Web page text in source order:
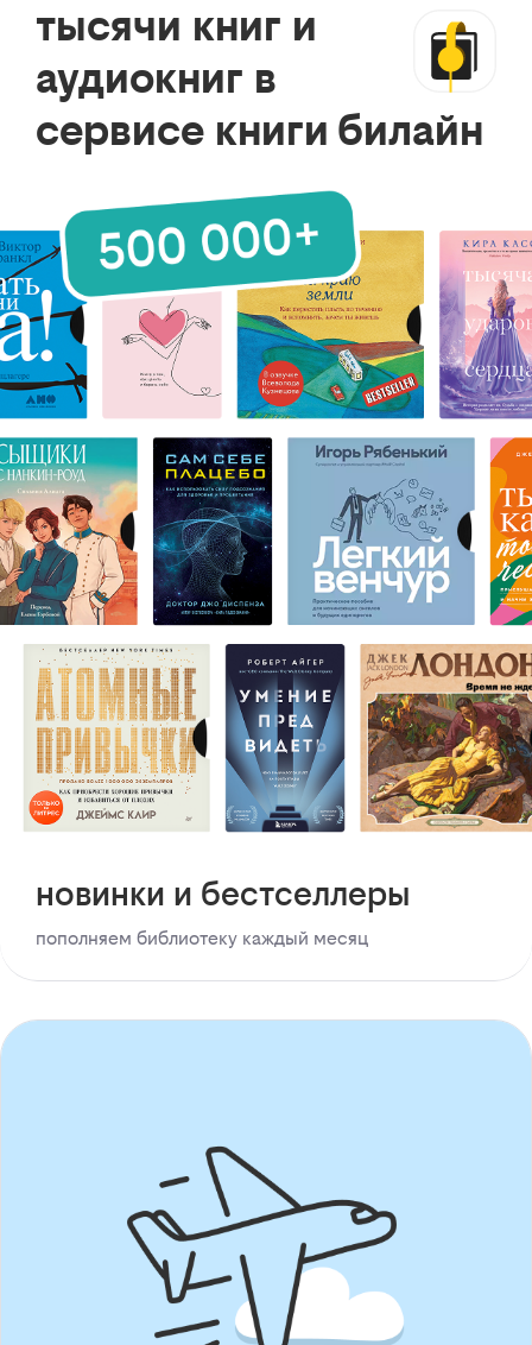
тысячи книг и
аудиокниг в
сервисе книги билайн
новинки и бестселлеры
пополняем библиотеку каждый месяц